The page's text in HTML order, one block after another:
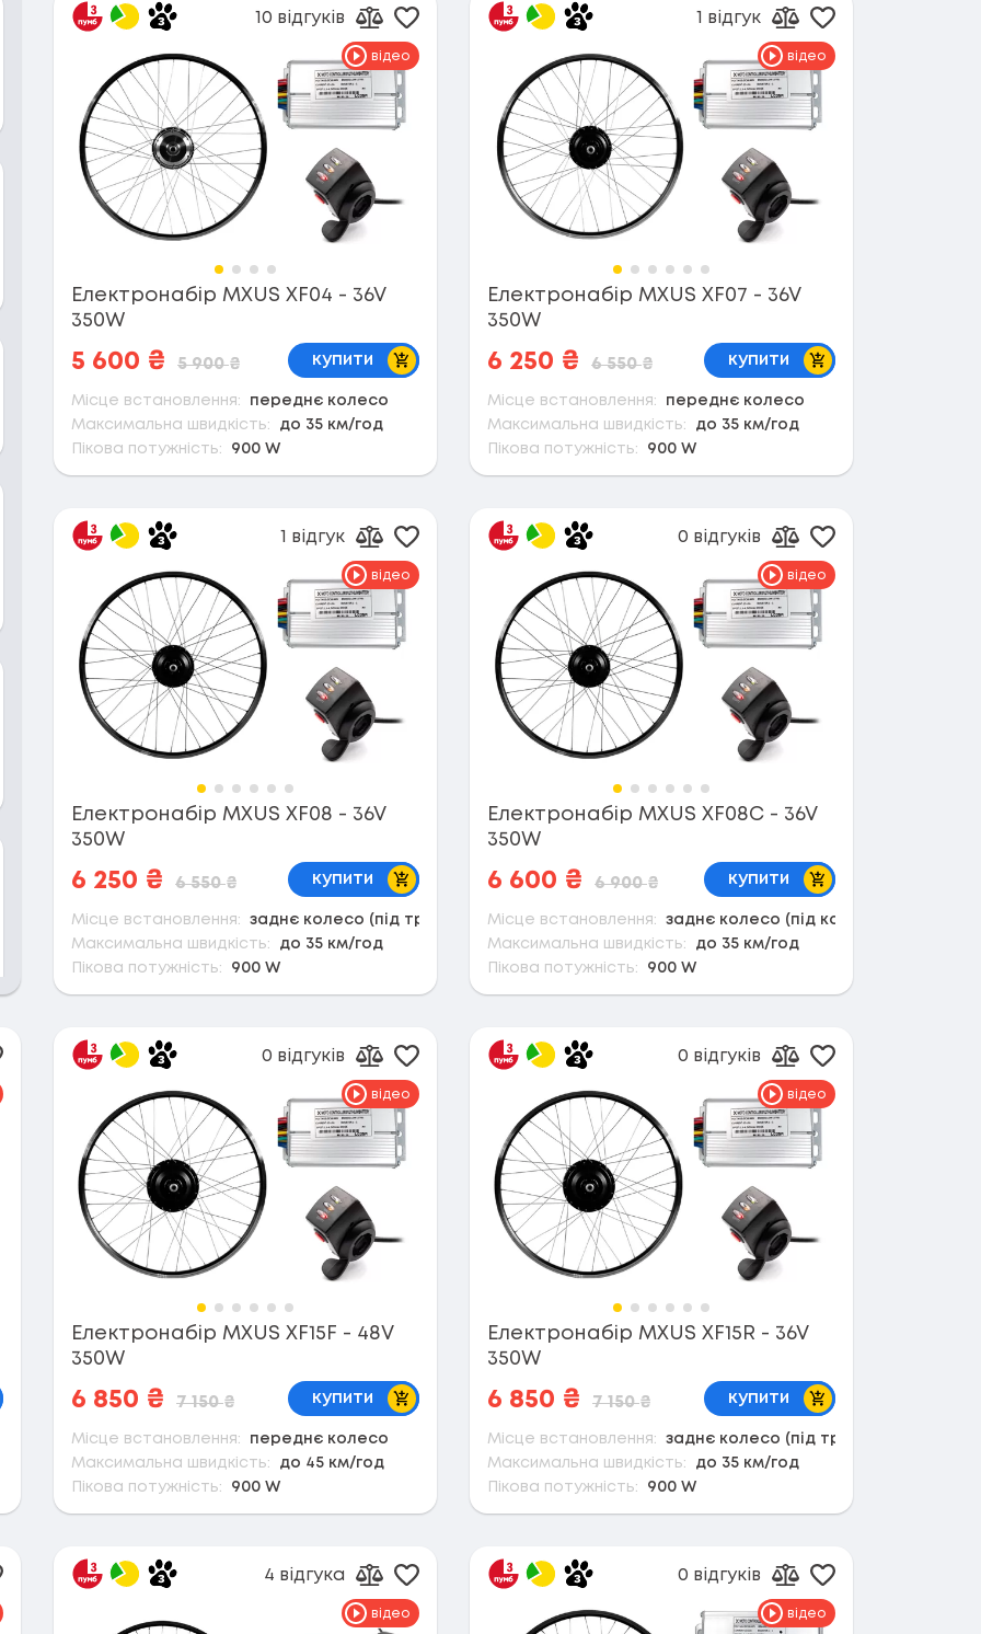
Електронабір MXUS XF04 - 36V
350W
5 600 ₴ 5 900₴
відео
купити В кошик
10 відгуків
Додати до порівняння
Додати в обране
Місце встановлення:
переднє колесо
Максимальна швидкість:
до 35 км/год
Пікова потужність:
900 W
Електронабір MXUS XF07 - 36V
350W
6 250 ₴ 6 550₴
відео
купити В кошик
1 відгук
Додати до
Додати в
Місце встановлення:
переднє колесо
Максимальна швидкість:
до 35 км/год
Пікова потужність:
900 W
Електронабір MXUS XF08 - 36V
350W
6 250 ₴ 6 550₴
відео
купити В кошик
1 відгук
Додати до порівняння
Додати в обране
Місце встановлення:
заднє колесо (під тріскачку)
Максимальна швидкість:
до 35 км/год
Пікова потужність:
900 W
Електронабір MXUS XF08C - 36V
350W
6 600 ₴ 6 900₴
відео
купити В кошик
0 відгуків
Додати до
Додати в
Місце встановлення:
заднє колесо (під касету)
Максимальна швидкість:
до 35 км/год
Пікова потужність:
900 W
до порівняння
в обране
Електронабір MXUS XF15F - 48V
350W
6 850 ₴ 7 150₴
відео
купити В кошик
0 відгуків
Додати до порівняння
Додати в обране
Місце встановлення:
переднє колесо
Максимальна швидкість:
до 45 км/год
Пікова потужність:
900 W
Електронабір MXUS XF15R - 36V
350W
6 850 ₴ 7 150₴
відео
купити В кошик
0 відгуків
Додати до
Додати в
Місце встановлення:
заднє колесо (під тріскачку)
Максимальна швидкість:
до 35 км/год
Пікова потужність:
900 W
до порівняння
в обране
відео
4 відгука
Додати до порівняння
Додати в обране
відео
0 відгуків
Додати до
Додати в